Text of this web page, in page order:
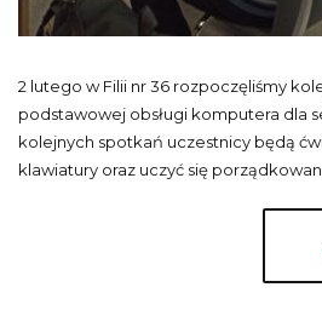
2 lutego w Filii nr 36 rozpoczęliśmy
podstawowej obsługi komputera dla
kolejnych spotkań uczestnicy będą
klawiatury oraz uczyć się